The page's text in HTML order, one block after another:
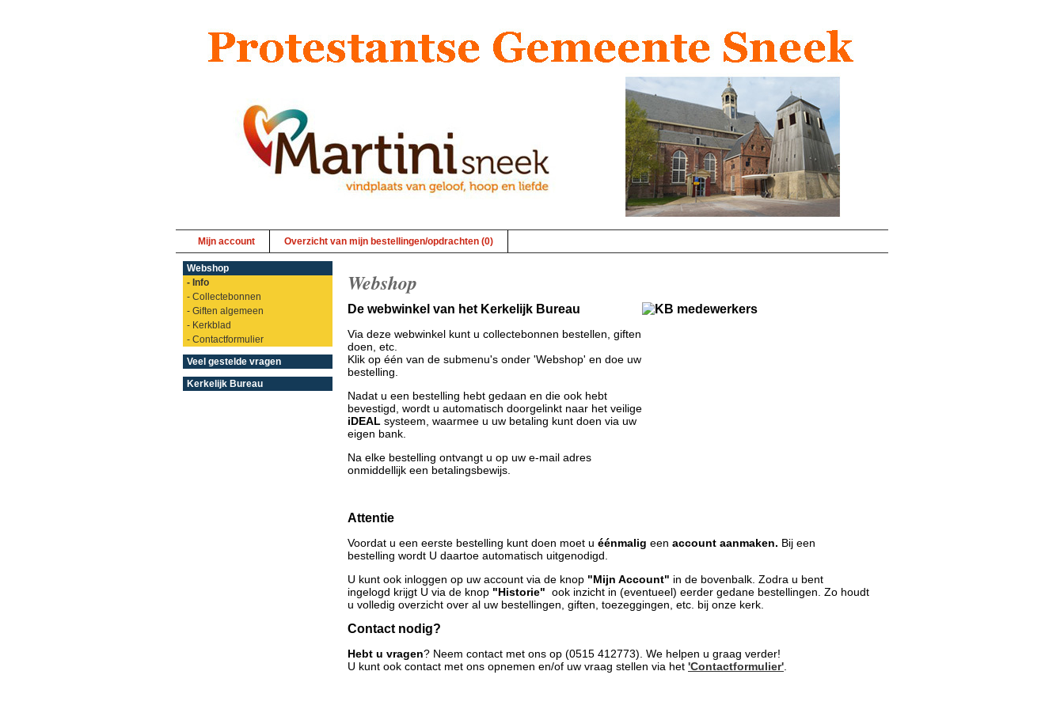
Mijn account Overzicht van mijn bestellingen/opdrachten (0)
Webshop
De webwinkel van het Kerkelijk Bureau
Via deze webwinkel kunt u collectebonnen bestellen, giften
doen, etc.
Klik op één van de submenu's onder 'Webshop' en doe uw
bestelling.
Nadat u een bestelling hebt gedaan en die ook hebt
bevestigd, wordt u automatisch doorgelinkt naar het veilige
iDEAL systeem, waarmee u uw betaling kunt doen via uw
eigen bank.
Na elke bestelling ontvangt u op uw e-mail adres
onmiddellijk een betalingsbewijs.
Attentie
Voordat u een eerste bestelling kunt doen moet u éénmalig een account aanmaken. Bij een
bestelling wordt U daartoe automatisch uitgenodigd.
U kunt ook inloggen op uw account via de knop "Mijn Account" in de bovenbalk. Zodra u bent
ingelogd krijgt U via de knop "Historie" ook inzicht in (eventueel) eerder gedane bestellingen. Zo houdt
u volledig overzicht over al uw bestellingen, giften, toezeggingen, etc. bij onze kerk.
Contact nodig?
Hebt u vragen? Neem contact met ons op (0515 412773). We helpen u graag verder!
U kunt ook contact met ons opnemen en/of uw vraag stellen via het 'Contactformulier'
Webshop
- Info
- Collectebonnen
- Giften algemeen
- Kerkblad
- Contactformulier
Veel gestelde vragen
Kerkelijk Bureau